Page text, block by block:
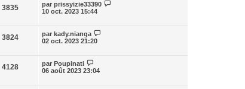
3835 par prissyizie33390
10 oct. 2023 15:44
3824 par kady.nianga
02 oct. 2023 21:20
4128 par Poupinati
06 août 2023 23:04